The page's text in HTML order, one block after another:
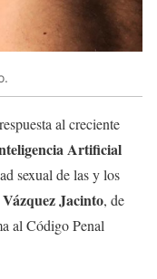
al creciente
Artificial
sexual de las y los
Jacinto, de
al Código Penal